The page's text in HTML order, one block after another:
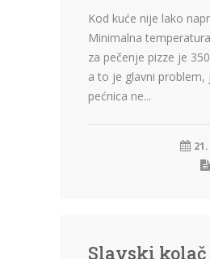
Kod kuće nije lako
Minimalna
za pečenje pizze je
a to je glavni problem,
pećnica ne...
Slavski kolač